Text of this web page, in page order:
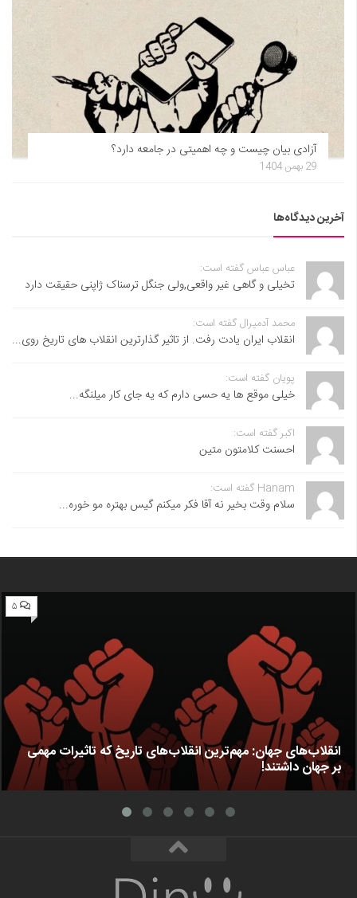
آزادی بیان چیست و چه اهمیتی در جامعه دارد؟
29 بهمن 1404
آخرین دیدگاه‌ها
عباس عباس گفته است:
تخیلی و گاهی غیر واقعی,ولی جنگل ترسناک ژاپنی حقیقت دارد
محمد آدمیرال گفته است:
انقلاب ایران یادت رفت. از تاثیر گذارترین انقلاب های تاریخ روی...
پویان گفته است:
خیلی موقع ها یه حسی دارم که یه جای کار میلنگه...
اکبر گفته است:
احسنت ‌کلامتون متین
Hanam گفته است:
سلام وقت بخیر نه آقا فکر میکنم گیس بهتره مو خوره...
۵
انقلاب‌های جهان: مهم‌ترین انقلاب‌های تاریخ که تاثیرات مهمی
بر جهان داشتند!